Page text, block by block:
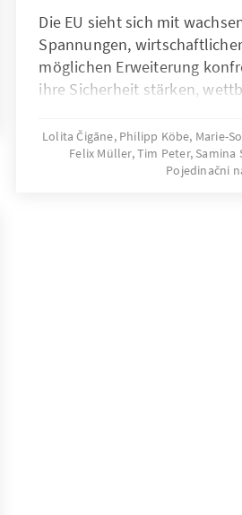
Die EU sieht sich mit
Spannungen,
möglichen Erweiterung
ihre Sicherheit stärken,
Zukunftsszenarien
Entwicklungen bis 2030. Die
strategische Empfehlungen
Lolita Čigāne, Philipp Köbe, Marie-
Felix Müller, Tim Peter, Samina
Pojedinačni